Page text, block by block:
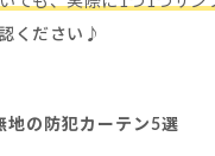
ください♪
地の防犯カーテン5選